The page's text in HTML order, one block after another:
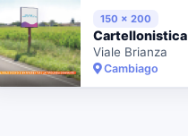
150 x 200
Cartellonistica
Viale Brianza
Cambiago